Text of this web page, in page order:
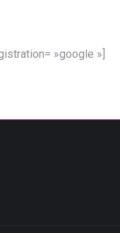
»google »]